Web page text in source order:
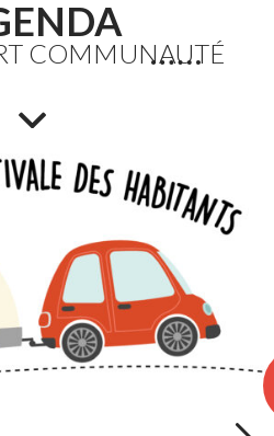
: baignade interdite
de poissons pêchés est
COMMUNAUTÉ